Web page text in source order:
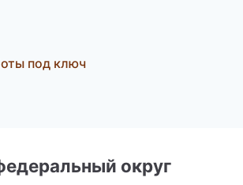
под ключ
округ